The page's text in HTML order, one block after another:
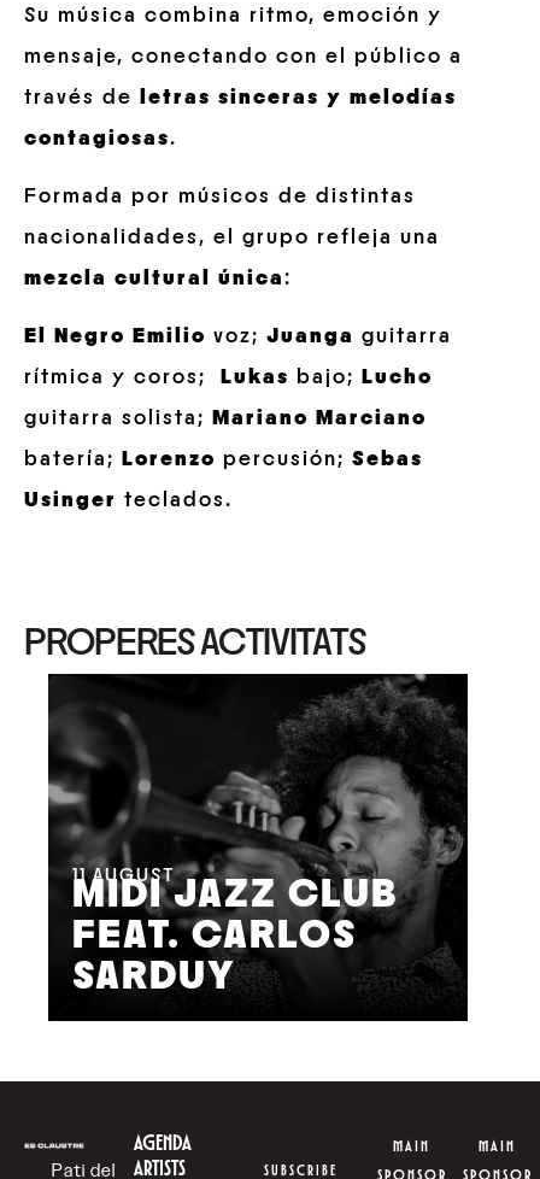
Su música combina ritmo, emoción y
mensaje, conectando con el público a
través de
letras sinceras y melodías
contagiosas.
Formada por músicos de distintas
nacionalidades, el grupo refleja una
mezcla cultural única:
El Negro Emilio voz; Juanga guitarra
rítmica y coros;
Lukas bajo;
Lucho
guitarra solista;
Mariano Marciano
batería;
Lorenzo percusión; Sebas
Usinger teclados.
PROPERES ACTIVITATS
11 AUGUST
MIDI JAZZ CLUB
FEAT. CARLOS
SARDUY
Pati del
AGENDA
ARTISTS
SUBSCRIBE
MAIN
SPONSOR
MAIN
SPONSOR